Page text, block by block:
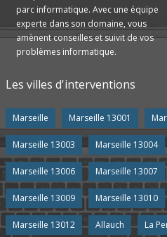
parc informatique. Avec une équipe
experte dans son domaine, vous
amènent conseilles et suivit de vos
problèmes informatique.
Les villes d'interventions
Marseille Marseille 13001
Marseille 13003 Marseille 13004
Marseille 13006 Marseille 13007
Marseille 13009 Marseille 13010
Marseille 13012 Allauch La